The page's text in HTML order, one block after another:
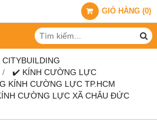
GIỎ HÀNG (0)
CITYBUILDING
✔️ KÍNH CƯỜNG LỰC
KÍNH CƯỜNG LỰC TP.HCM
CƯỜNG LỰC XÃ CHÂU ĐỨC